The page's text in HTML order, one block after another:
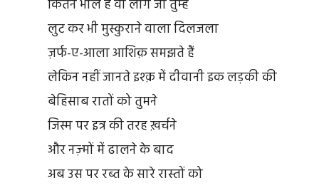
कितने भोले हैं वो लोग जो तुम्हें
लुट कर भी मुस्कुराने वाला दिलजला
ज़र्फ-ए-आला आशिक़ समझते हैं
लेकिन नहीं जानते इश्क़ में दीवानी इक लड़की की
बेहिसाब रातों को तुमने
जिस्म पर इत्र की तरह ख़र्चने
और नज़्मों में ढालने के बाद
अब उस पर रब्त के सारे रास्तों को